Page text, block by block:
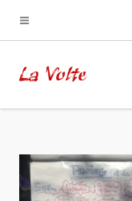
La Volte